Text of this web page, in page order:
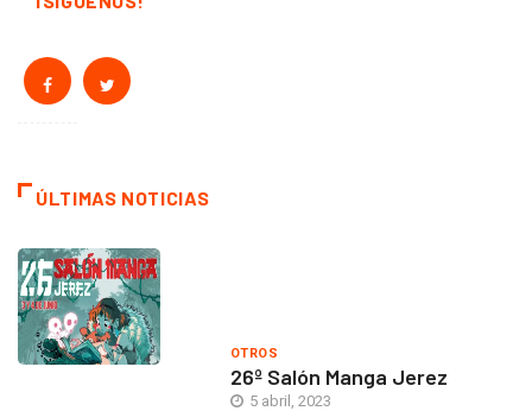
ÚLTIMAS NOTICIAS
OTROS
26º Salón Manga Jerez
5 abril, 2023